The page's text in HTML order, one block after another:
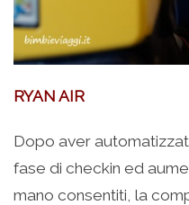
RYAN AIR
Dopo aver
fase di checkin ed
mano consentiti, la